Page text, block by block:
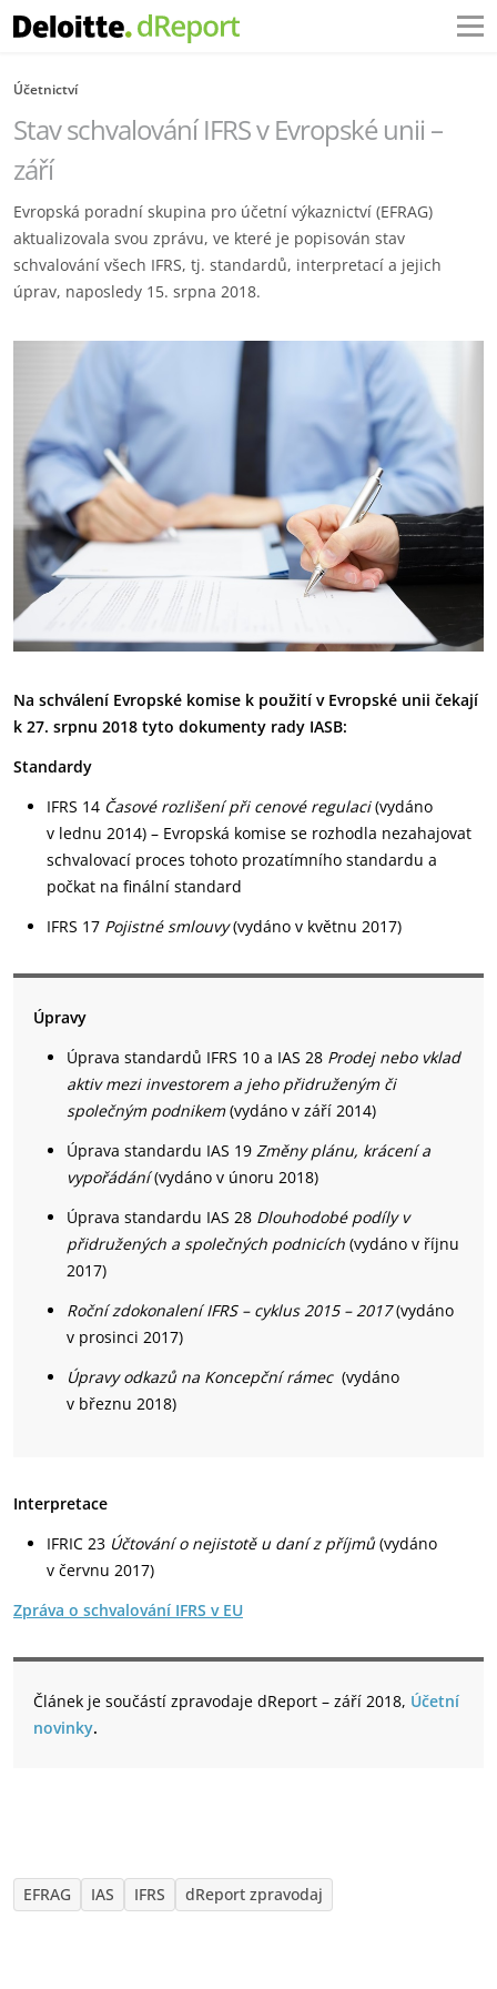
Účetnictví
Stav schvalování IFRS v Evropské unii –
září
Evropská poradní skupina pro účetní výkaznictví (EFRAG)
aktualizovala svou zprávu, ve které je popisován stav
schvalování všech IFRS, tj. standardů, interpretací a jejich
úprav, naposledy 15. srpna 2018.
Na schválení Evropské komise k použití v Evropské unii čekají
k 27. srpnu 2018 tyto dokumenty rady IASB:
Standardy
IFRS 14 Časové rozlišení při cenové regulaci(vydáno
v lednu 2014) – Evropská komise se rozhodla nezahajovat
schvalovací proces tohoto prozatímního standardu a
počkat na finální standard
IFRS 17 Pojistné smlouvy(vydáno v květnu 2017)
Úpravy
Úprava standardů IFRS 10 a IAS 28 Prodej nebo vklad
aktiv mezi investorem a jeho přidruženým či
společným podnikem(vydáno v září 2014)
Úprava standardu IAS 19 Změny plánu, krácení a
vypořádání(vydáno v únoru 2018)
Úprava standardu IAS 28 Dlouhodobé podíly v
přidružených a společných podnicích (vydáno v říjnu
2017)
Roční zdokonalení IFRS – cyklus 2015 – 2017(vydáno
v prosinci 2017)
Úpravy odkazů na Koncepční rámec (vydáno
v březnu 2018)
Interpretace
IFRIC 23 Účtování o nejistotě u daní z příjmů(vydáno
v červnu 2017)
Zpráva o schvalování IFRS v EU
Článek je součástí zpravodaje dReport – září 2018, Účetní
novinky.
EFRAG IAS IFRS dReport zpravodaj